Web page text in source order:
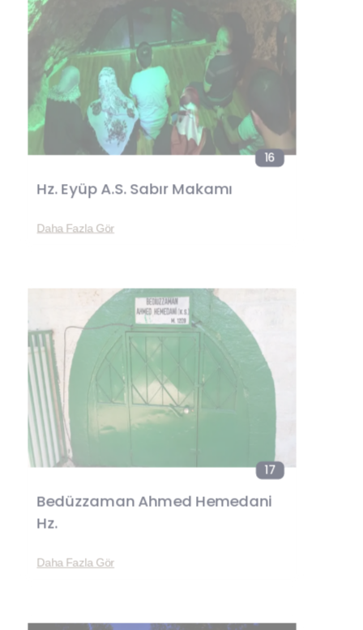
16
Hz. Eyüp A.S. Sabır Makamı
Daha Fazla Gör
17
Bedüzzaman Ahmed Hemedani
Hz.
Daha Fazla Gör